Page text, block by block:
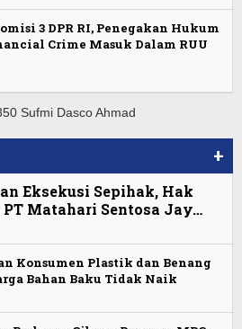
3 DPR RI, Penegakan Hukum
Crime Masuk Dalam RUU
+
Eksekusi Sepihak, Hak
Matahari Sentosa Jay…
Konsumen Plastik dan Benang
Bahan Baku Tidak Naik